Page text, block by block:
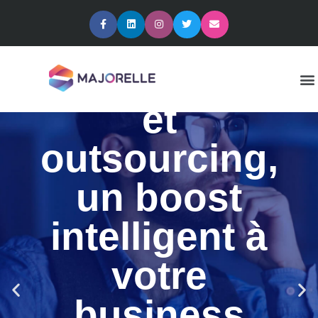
Notre